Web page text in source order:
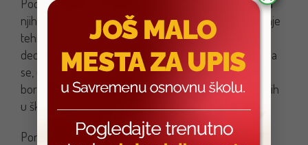
Podučila je mališane osnovama ove veštine, a neki od
njih pokazali su pravi talenat kada je u pitanju izvođenje
tehnika. Uz mnogo zabave koju džudo obično donosi
deca su tokom ovih radionica stekla odličnu osnovu da
se, ukoliko žele, i posvete ovom sportu. A sekcija
borilačkih veština svakako je postala jedna od omiljenih
u školi.
Pored ostalog, zbog svojih karakteristika, džudo se